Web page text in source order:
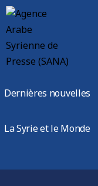
Dernières nouvelles
La Syrie et le Monde